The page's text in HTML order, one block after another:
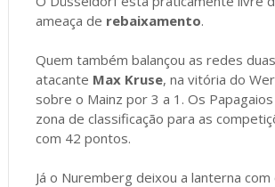
ameaça de rebaixamento.
Quem também balançou as redes
atacante Max Kruse, na vitória do
sobre o Mainz por 3 a 1. Os
zona de classificação para as
com 42 pontos.
Já o Nuremberg deixou a lanterna